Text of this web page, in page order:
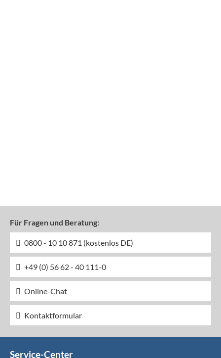
Für Fragen und Beratung:
0800 - 10 10 871 (kostenlos DE)
+49 (0) 56 62 - 40 111-0
Online-Chat
Kontaktformular
Service-Center